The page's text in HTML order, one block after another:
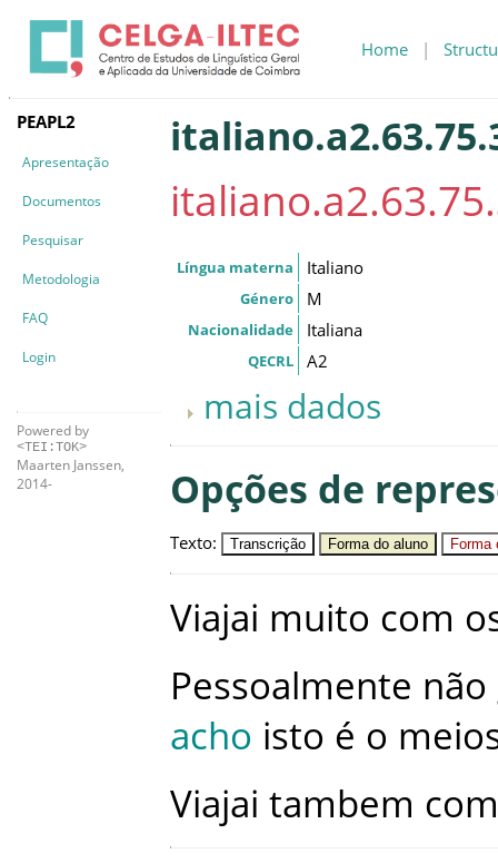
Home |
PEAPL2
Apresentação
Documentos
Pesquisar
Metodologia
FAQ
Login
Powered by
<TEI:TOK>
Maarten Janssen,
2014-
Língua materna Italiano
Género M
Nacionalidade Italiana
QECRL A2
mais dados
Opções de
Texto: Transcrição Forma do aluno Forma
Viajai muito com
Pessoalmente não
acho isto é o
Viajai tambem com